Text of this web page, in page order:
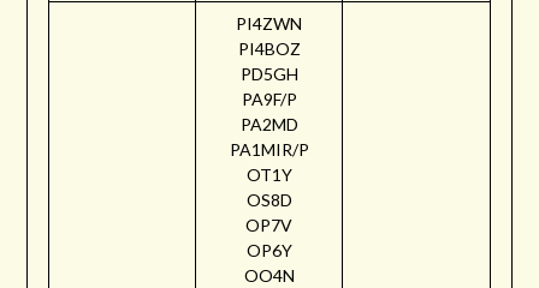
PI4ZWN
PI4BOZ
PD5GH
PA9F/P
PA2MD
PA1MIR/P
OT1Y
OS8D
OP7V
OP6Y
OO4N